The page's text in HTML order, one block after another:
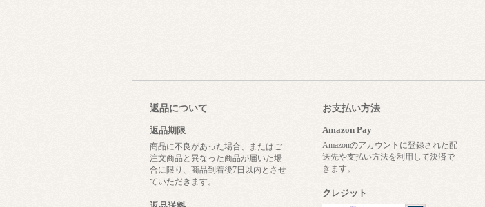
返品について
返品期限
商品に不良があった場合、またはご
注文商品と異なった商品が届いた場
合に限り、商品到着後7日以内とさせ
ていただきます。
お支払い方法
Amazon Pay
Amazonのアカウントに登録された配
送先や支払い方法を利用して決済で
きます。
クレジット